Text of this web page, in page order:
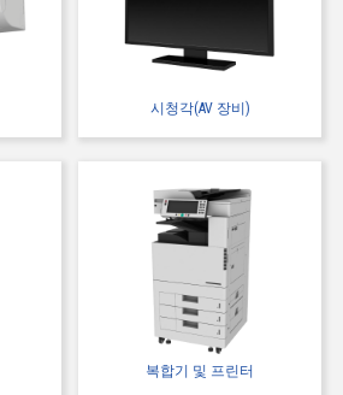
시청각(AV 장비)
복합기 및 프린터